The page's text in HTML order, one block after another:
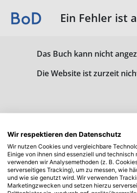
Ein Fehler ist
Das Buch kann nicht
Die Website ist zurzeit
Wir respektieren den Datenschutz
Wir nutzen Cookies und vergleichbare
Einige von ihnen sind essenziell und technisch
verwenden wir Analysemethoden (z. B.
serverseitiges Tracking), um zu messen, wie
und wie sie genutzt wird. Wir verwenden
Marketingzwecken und setzen hierzu